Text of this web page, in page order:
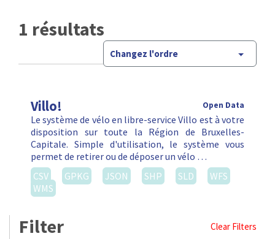
1 résultats
Changez l'ordre
Villo! Open Data
Le système de vélo en libre-service Villo est à votre
disposition sur toute la Région de Bruxelles-
Capitale. Simple d'utilisation, le système vous
permet de retirer ou de déposer un vélo …
CSV
GPKG JSON SHP SLD
WFS
WMS
Filter Clear Filters